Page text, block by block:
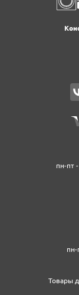
пн-пт
пн-
Товары